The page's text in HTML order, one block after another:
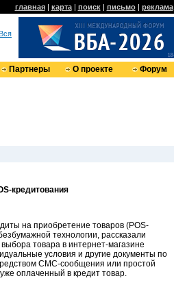
главная| карта| поиск| письмо| реклама
Партнеры О проекте Форум
кредитования
на приобретение товаров (POS-
технологии, рассказали
товара в интернет-магазине
условия и другие документы по
СМС-сообщения или простой
оплаченный в кредит товар.